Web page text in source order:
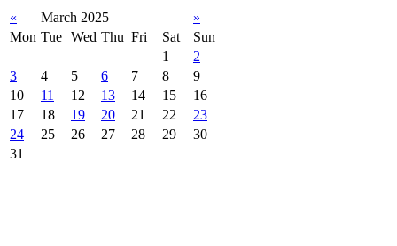
« March 2025
»
Mon Tue Wed Thu Fri Sat
Sun
1
2
3
4 5 6 7 8
9
10
11 12 13 14 15
16
17
18 19 20 21 22
23
24
25 26 27 28 29
30
31